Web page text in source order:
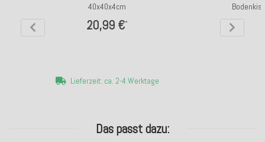
40x40x4cm
20,99 €*
Lieferzeit: ca. 2-4 Werktage
Das passt dazu: